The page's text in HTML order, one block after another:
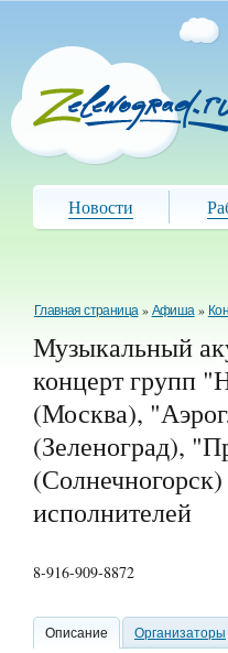
Новости
Главная страница »Афиша »
Музыкальный
концерт групп
(Москва),
(Зеленоград),
исполнителей
8-916-909-8872
Описание Организаторы